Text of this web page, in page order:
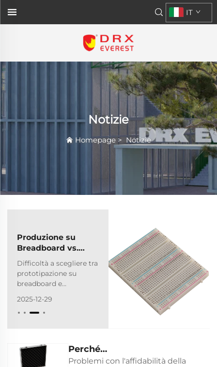
IT
Notizie
Homepage > Notizie
Produzione su
Breadboard vs.
PCB: Scegliere
l'Approccio Giusto
per il Tuo Progetto
Difficoltà a scegliere tra
prototipazione su
breadboard e
Confronta velocità,
costo, affidabilità e
B2B. Ottieni subito una
consulenza esperta.
2025-12-29
Perché
l'approvvigionamento di
Problemi con l'affidabilità della